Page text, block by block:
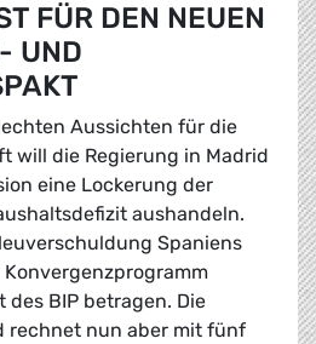
FÜR DEN NEUEN
UND
Aussichten für die
will die Regierung in Madrid
eine Lockerung der
aushandeln.
Spaniens
des BIP betragen. Die
rechnet nun aber mit fünf